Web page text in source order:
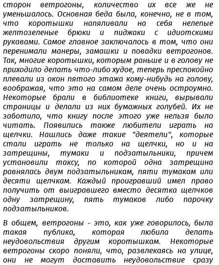
сторон ветрогоны, количество их все же не
уменьшалось. Основная беда была, конечно, не в том,
что коротышки напяливали на себя нелепые
желтозеленые брюки и пиджаки с идиотскими
рукавами. Самое главное заключалось в том, что они
перенимали манеры, замашки и повадки ветрогонов.
Так, многие коротышки, которым раньше и в голову не
приходило делать что-либо худое, теперь преспокойно
плевали из окон пятого этажа кому-нибудь на голову,
воображая, что это на самом деле очень остроумно.
Некоторые брали в библиотеке книги, вырывали
страницы и делали из них бумажных голубей. Их не
заботило, что книгу после этого уже нельзя было
читать. Появились также любители играть на
щелчки. Нашлись даже такие "деятели", которые
стали играть не только на щелчки, но и на
затрещины, тумаки и подзатыльники, причем
установили таксу, по которой одна затрещина
равнялась двум подзатыльникам, пяти тумакам или
десяти щелчкам. Каждый проигравший имел право
получить от выигравшего вместо десятка щелчков
одну затрещину, пять тумаков либо парочку
подзатыльников.
В общем, ветрогоны - это, как уже говорилось, была
такая публика, которая любила делать
неудовольствия другим коротышкам. Некоторые
ветрогоны скоро поняли, что, развлекаясь на улице,
они не могут доставить неудовольствие сразу